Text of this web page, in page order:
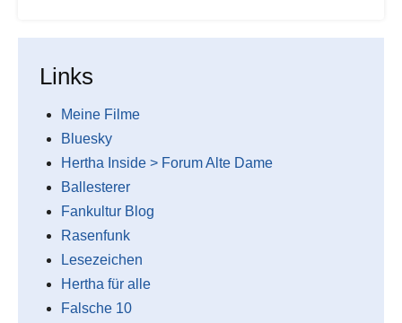
Links
Meine Filme
Bluesky
Hertha Inside > Forum Alte Dame
Ballesterer
Fankultur Blog
Rasenfunk
Lesezeichen
Hertha für alle
Falsche 10